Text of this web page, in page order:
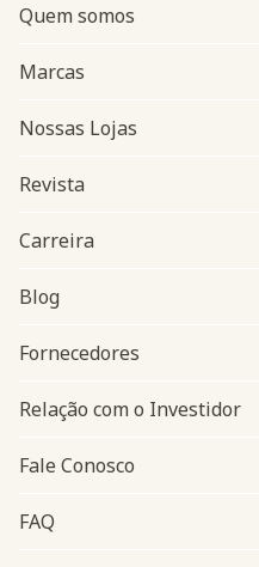
Navegação do rodapé
Quem somos
Marcas
Nossas Lojas
Revista
Carreira
Blog
Fornecedores
Relação com o Investidor
Fale Conosco
FAQ